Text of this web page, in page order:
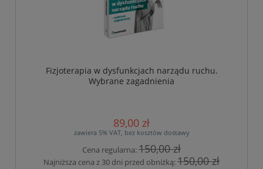
Fizjoterapia w dysfunkcjach narządu ruchu.
Wybrane zagadnienia
89,00 zł
zawiera 5% VAT, bez kosztów dostawy
Cena regularna:150,00 zł
Najniższa cena z 30 dni przed obniżką:150,00 zł